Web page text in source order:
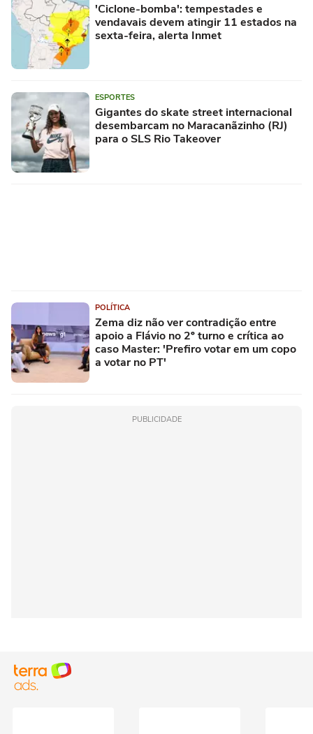
'Ciclone-bomba': tempestades e
vendavais devem atingir 11 estados na
sexta-feira, alerta Inmet
ESPORTES
Gigantes do skate street internacional
desembarcam no Maracanãzinho (RJ)
para o SLS Rio Takeover
POLÍTICA
Zema diz não ver contradição entre
apoio a Flávio no 2º turno e crítica ao
caso Master: 'Prefiro votar em um copo
a votar no PT'
PUBLICIDADE